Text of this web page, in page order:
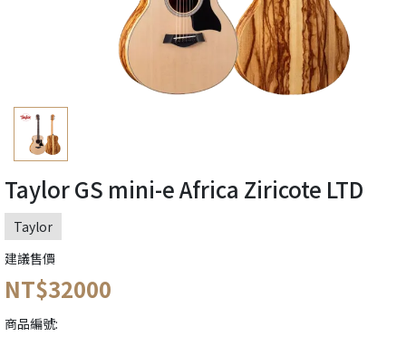
Taylor GS mini-e Africa Ziricote LTD
Taylor
建議售價
NT$32000
商品編號: